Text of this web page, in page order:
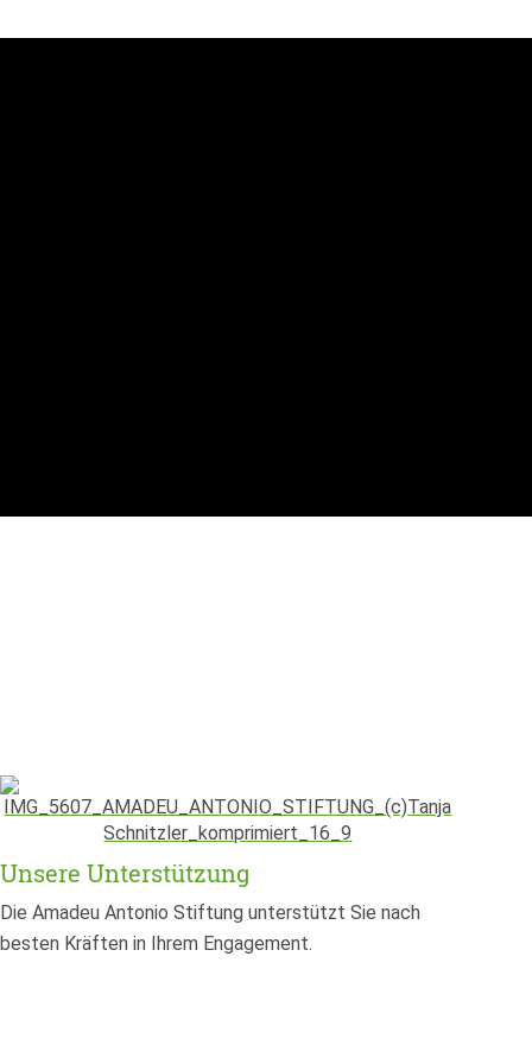
Unsere Unterstützung
Die Amadeu Antonio Stiftung unterstützt Sie nach
besten Kräften in Ihrem Engagement.